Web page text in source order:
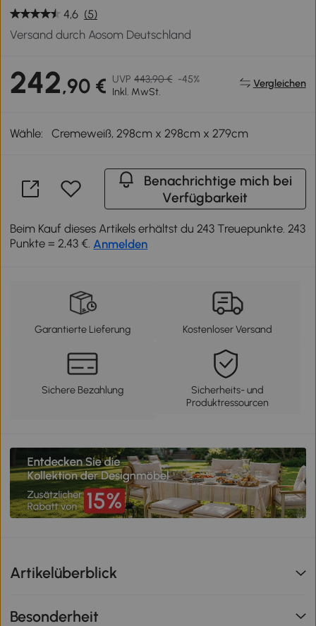
4,6 (5)
Versand durch Aosom Deutschland
242,90 € UVP 443,90 € -45%
Inkl. MwSt.
Vergleichen
Wähle: Cremeweiß, 298cm x 298cm x 279cm
Benachrichtige mich bei
Verfügbarkeit
Beim Kauf dieses Artikels erhältst du 243 Treuepunkte. 243
Punkte = 2,43 €. Anmelden
Garantierte Lieferung Kostenloser Versand
Sichere Bezahlung
Sicherheits- und
Produktressourcen
Artikelüberblick
Besonderheit